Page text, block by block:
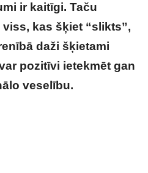
ir kaitīgi. Taču
kas šķiet “slikts”,
daži šķietami
pozitīvi ietekmēt gan
veselību.